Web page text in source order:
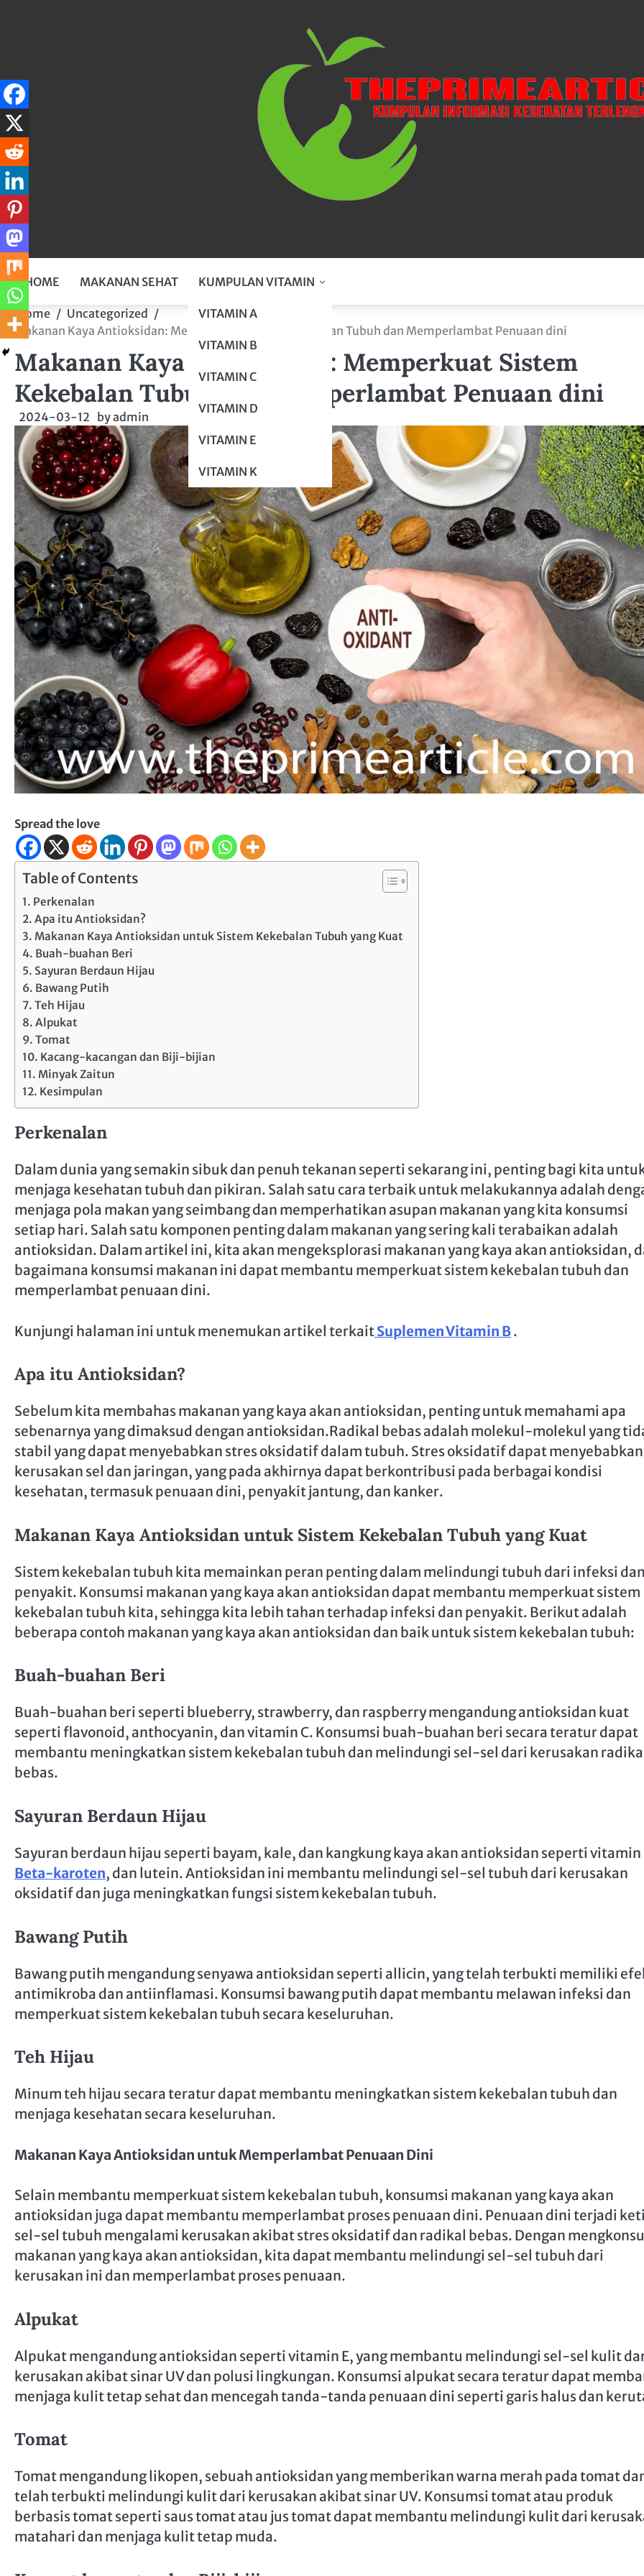
HOME MAKANAN SEHAT KUMPULAN VITAMIN
VITAMIN A
VITAMIN B
VITAMIN C
VITAMIN D
VITAMIN E
VITAMIN K
Home
Uncategorized
Makanan Kaya Antioksidan: Memperkuat Sistem Kekebalan Tubuh dan Memperlambat Penuaan dini
Makanan Kaya Antioksidan: Memperkuat Sistem
Kekebalan Tubuh dan Memperlambat Penuaan dini
2024-03-12 byadmin
Spread the love
Table of Contents
Perkenalan
Apa itu Antioksidan?
Makanan Kaya Antioksidan untuk Sistem Kekebalan Tubuh yang Kuat
Buah-buahan Beri
Sayuran Berdaun Hijau
Bawang Putih
Teh Hijau
Alpukat
Tomat
Kacang-kacangan dan Biji-bijian
Minyak Zaitun
Kesimpulan
Perkenalan
Dalam dunia yang semakin sibuk dan penuh tekanan seperti sekarang ini, penting bagi kita
menjaga kesehatan tubuh dan pikiran. Salah satu cara terbaik untuk melakukannya adalah
menjaga pola makan yang seimbang dan memperhatikan asupan makanan yang kita konsumsi
setiap hari. Salah satu komponen penting dalam makanan yang sering kali terabaikan adalah
antioksidan. Dalam artikel ini, kita akan mengeksplorasi makanan yang kaya akan antioksidan,
bagaimana konsumsi makanan ini dapat membantu memperkuat sistem kekebalan tubuh dan
memperlambat penuaan dini.
Kunjungi halaman ini untuk menemukan artikel terkaitSuplemen Vitamin B.
Apa itu Antioksidan?
Sebelum kita membahas makanan yang kaya akan antioksidan, penting untuk memahami apa
sebenarnya yang dimaksud dengan antioksidan.Radikal bebas adalah molekul-molekul yang
stabil yang dapat menyebabkan stres oksidatif dalam tubuh. Stres oksidatif dapat menyebabkan
kerusakan sel dan jaringan, yang pada akhirnya dapat berkontribusi pada berbagai kondisi
kesehatan, termasuk penuaan dini, penyakit jantung, dan kanker.
Makanan Kaya Antioksidan untuk Sistem Kekebalan Tubuh yang Kuat
Sistem kekebalan tubuh kita memainkan peran penting dalam melindungi tubuh dari infeksi
penyakit. Konsumsi makanan yang kaya akan antioksidan dapat membantu memperkuat sistem
kekebalan tubuh kita, sehingga kita lebih tahan terhadap infeksi dan penyakit. Berikut adalah
beberapa contoh makanan yang kaya akan antioksidan dan baik untuk sistem kekebalan tubuh:
Buah-buahan Beri
Buah-buahan beri seperti blueberry, strawberry, dan raspberry mengandung antioksidan kuat
seperti flavonoid, anthocyanin, dan vitamin C. Konsumsi buah-buahan beri secara teratur dapat
membantu meningkatkan sistem kekebalan tubuh dan melindungi sel-sel dari kerusakan
bebas.
Sayuran Berdaun Hijau
Sayuran berdaun hijau seperti bayam, kale, dan kangkung kaya akan antioksidan seperti vitamin
Beta-karoten, dan lutein. Antioksidan ini membantu melindungi sel-sel tubuh dari kerusakan
oksidatif dan juga meningkatkan fungsi sistem kekebalan tubuh.
Bawang Putih
Bawang putih mengandung senyawa antioksidan seperti allicin, yang telah terbukti memiliki
antimikroba dan antiinflamasi. Konsumsi bawang putih dapat membantu melawan infeksi dan
memperkuat sistem kekebalan tubuh secara keseluruhan.
Teh Hijau
Minum teh hijau secara teratur dapat membantu meningkatkan sistem kekebalan tubuh dan
menjaga kesehatan secara keseluruhan.
Makanan Kaya Antioksidan untuk Memperlambat Penuaan Dini
Selain membantu memperkuat sistem kekebalan tubuh, konsumsi makanan yang kaya akan
antioksidan juga dapat membantu memperlambat proses penuaan dini. Penuaan dini terjadi
sel-sel tubuh mengalami kerusakan akibat stres oksidatif dan radikal bebas. Dengan
makanan yang kaya akan antioksidan, kita dapat membantu melindungi sel-sel tubuh dari
kerusakan ini dan memperlambat proses penuaan.
Alpukat
Alpukat mengandung antioksidan seperti vitamin E, yang membantu melindungi sel-sel kulit
kerusakan akibat sinar UV dan polusi lingkungan. Konsumsi alpukat secara teratur dapat
menjaga kulit tetap sehat dan mencegah tanda-tanda penuaan dini seperti garis halus dan
Tomat
Tomat mengandung likopen, sebuah antioksidan yang memberikan warna merah pada tomat
telah terbukti melindungi kulit dari kerusakan akibat sinar UV. Konsumsi tomat atau produk
berbasis tomat seperti saus tomat atau jus tomat dapat membantu melindungi kulit dari
matahari dan menjaga kulit tetap muda.